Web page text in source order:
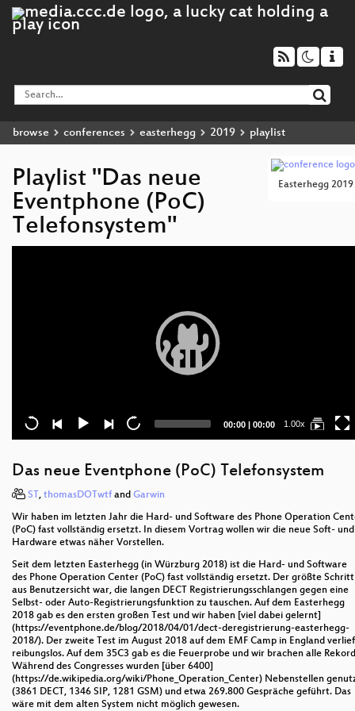
browse conferences easterhegg 2019 playlist
Easterhegg 2019
Playlist "Das neue
Eventphone (PoC)
Telefonsystem"
Current
00:00 | Total
00:00 1.00x
Das neue Eventphone (PoC) Telefonsystem
ST, thomasDOTwtf and Garwin
Wir haben im letzten Jahr die Hard- und Software des Phone Operation
(PoC) fast vollständig ersetzt. In diesem Vortrag wollen wir die neue Soft- und
Hardware etwas näher Vorstellen.
Seit dem letzten Easterhegg (in Würzburg 2018) ist die Hard- und Software
des Phone Operation Center (PoC) fast vollständig ersetzt. Der größte Schritt
aus Benutzersicht war, die langen DECT Registrierungsschlangen gegen eine
Selbst- oder Auto-Registrierungsfunktion zu tauschen. Auf dem Easterhegg
2018 gab es den ersten großen Test und wir haben [viel dabei gelernt]
(https://eventphone.de/blog/2018/04/01/dect-deregistrierung-easterhegg-
2018/). Der zweite Test im August 2018 auf dem EMF Camp in England verlief
reibungslos. Auf dem 35C3 gab es die Feuerprobe und wir brachen alle
Während des Congresses wurden [über 6400]
(https://de.wikipedia.org/wiki/Phone_Operation_Center) Nebenstellen
(3861 DECT, 1346 SIP, 1281 GSM) und etwa 269.800 Gespräche geführt. Das
wäre mit dem alten System nicht möglich gewesen.